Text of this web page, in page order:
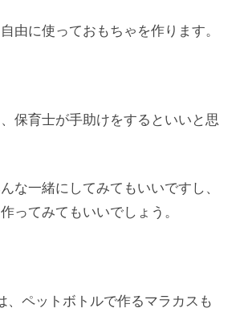
由に使っておもちゃを作ります。
保育士が手助けをするといいと思
な一緒にしてみてもいいですし、
ってみてもいいでしょう。
、ペットボトルで作るマラカスも